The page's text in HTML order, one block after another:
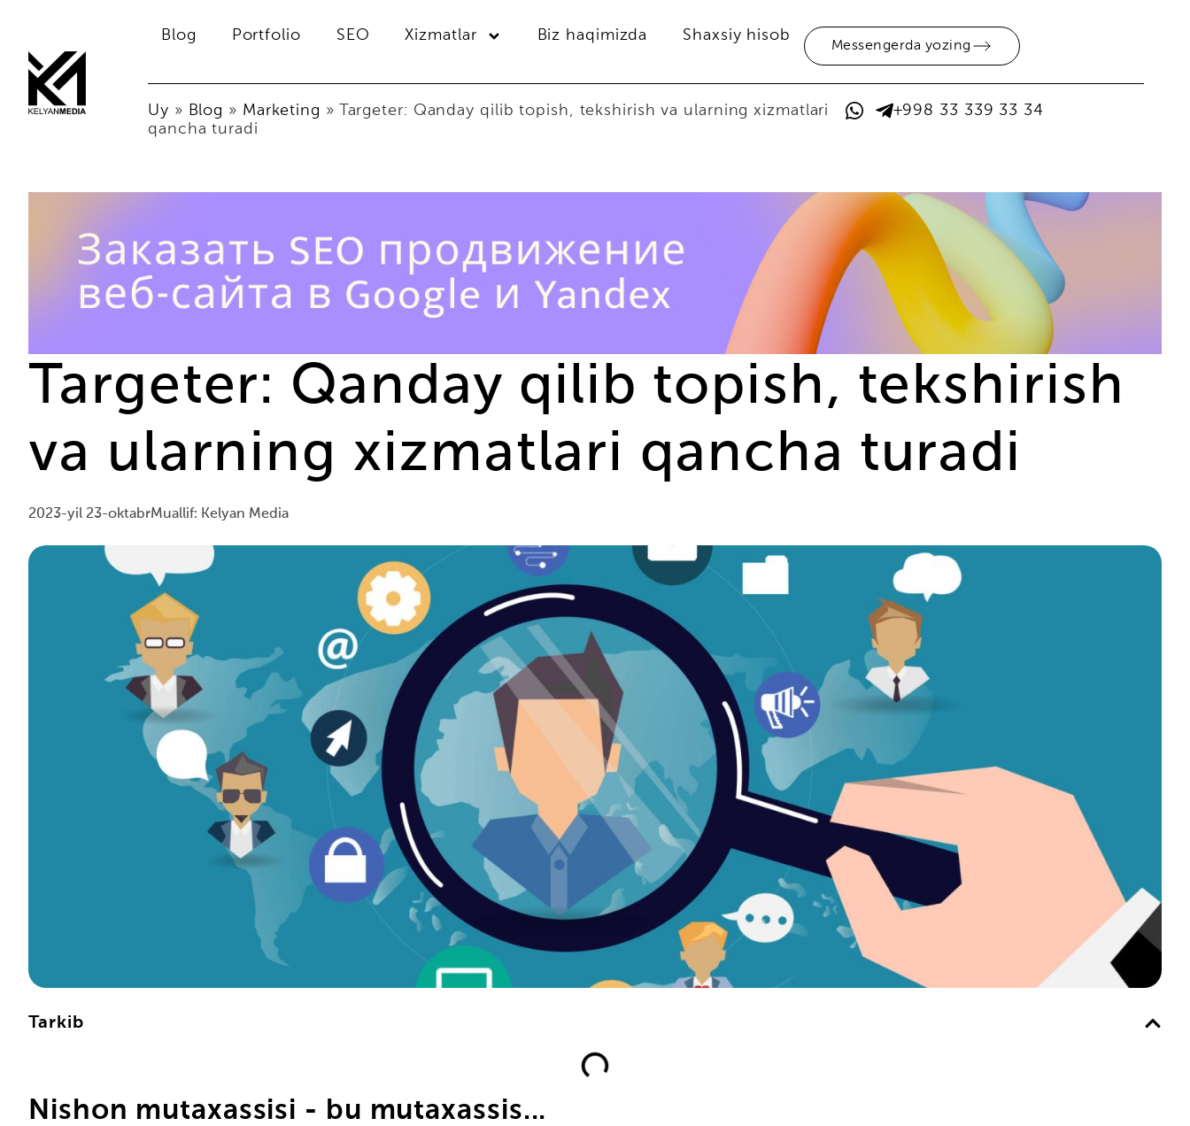
Blog Portfolio SEO Xizmatlar Biz haqimizda Shaxsiy hisob
Messengerda yozing
Uy » Blog » Marketing »
Targeter: Qanday qilib topish, tekshirish va ularning xizmatlari
qancha turadi
+998 33 339 33 34
Targeter: Qanday qilib topish, tekshirish
va ularning xizmatlari qancha turadi
2023-yil 23-oktabrMuallif: Kelyan Media
Tarkib
Nishon mutaxassisi - bu mutaxassis...